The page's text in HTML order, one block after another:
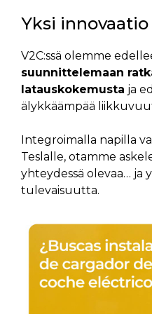
Yksi innovaatio
V2C:ssä olemme
suunnittelemaan
latauskokemusta ja
älykkäämpää
Integroimalla napilla
Teslalle, otamme
yhteydessä olevaa… ja
tulevaisuutta.